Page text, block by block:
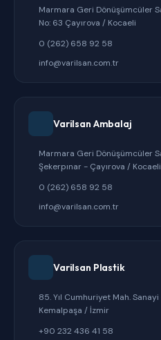
Marmara Geri Dönüşümcüler
No: 63 Çayırova / Kocaeli
0 (262) 658 92 58
info@varilsan.com.tr
Varilsan Ambalaj
Marmara Geri Dönüşümcüler
Şekerpınar - Çayırova / Kocaeli
0 (262) 658 92 58
info@varilsan.com.tr
Varilsan Plastik
85. Yıl Cumhuriyet Mah.
Kemalpaşa / İzmir
+90 232 436 41 58